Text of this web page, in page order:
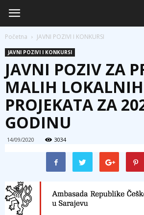
Početna JAVNI POZIVI I KONKURSI
JAVNI POZIVI I KONKURSI
JAVNI POZIV ZA
MALIH LOKALNIH
PROJEKATA ZA
GODINU
14/09/2020 3034